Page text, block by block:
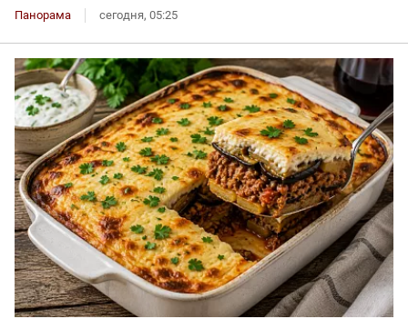
Панорама сегодня, 05:25